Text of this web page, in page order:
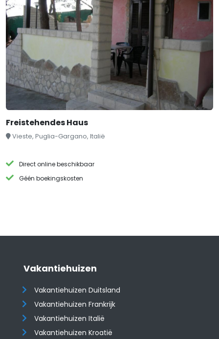
Freistehendes Haus
Vieste, Puglia-Gargano, Italië
Direct online beschikbaar
Géén boekingskosten
Vakantiehuizen
Vakantiehuizen Duitsland
Vakantiehuizen Frankrijk
Vakantiehuizen Italië
Vakantiehuizen Kroatië